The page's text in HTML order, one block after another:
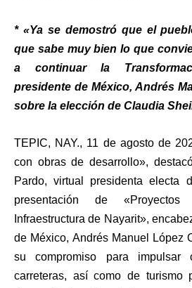
* «Ya se demostró que el
que sabe muy bien lo que
a continuar la
presidente de México, Andrés
sobre la elección de Claudia
TEPIC, NAY., 11 de agosto de
con obras de desarrollo»,
Pardo, virtual presidenta electa
presentación de
Infraestructura de Nayarit»,
de México, Andrés Manuel López
su compromiso para impulsar
carreteras, así como de turismo